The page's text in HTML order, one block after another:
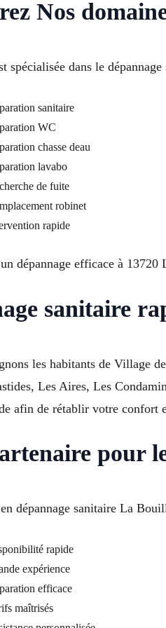
Nos
spécialisée dans le
sanitaire
WC
chasse deau
lavabo
de fuite
robinet
rapide
dépannage efficace à 13720
sanitaire
les habitants de Village
Les Aires, Les
afin de rétablir votre confort
pour
dépannage sanitaire La
rapide
expérience
efficace
maîtrisés